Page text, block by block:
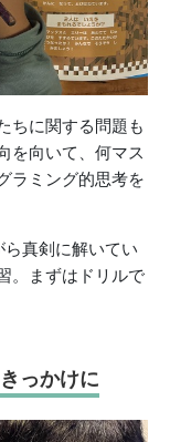
ちに関する問題も
を向いて、何マス
ラミング的思考を
真剣に解いてい
。まずはドリルで
っかけに